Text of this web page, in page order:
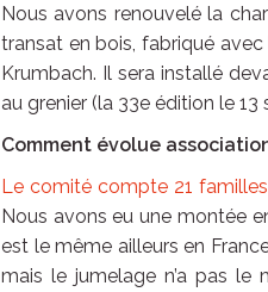
Nous avons renouvelé la
transat en bois, fabriqué
Krumbach. Il sera installé
au grenier (la 33e édition le
Comment évolue
Le comité compte 21
Nous avons eu une montée
est le même ailleurs en
mais le jumelage n’a pas le